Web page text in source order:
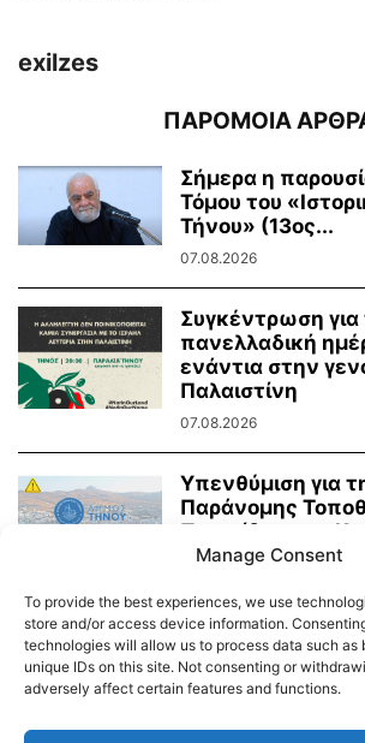
exilzes
ΠΑΡΟΜΟΙΑ
Σήμερα η
Τόμου του
Τήνου» (13ος...
07.08.2026
Συγκέντρωση για
πανελλαδική
ενάντια στην
Παλαιστίνη
07.08.2026
Υπενθύμιση για
Παράνομης
Πινακίδων και
Κοινόχρηστων
Manage Consent
To provide the best experiences, we use
store and/or access device information.
technologies will allow us to process data such as
unique IDs on this site. Not consenting or
adversely affect certain features and functions.